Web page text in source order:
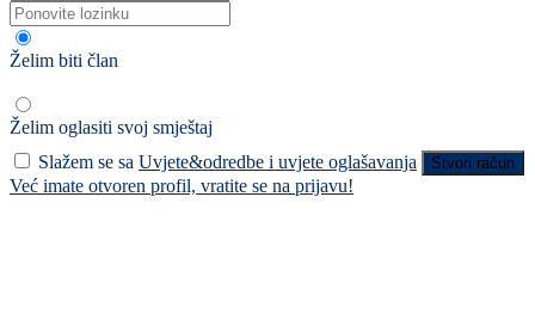
Želim biti član
Želim oglasiti svoj smještaj
Slažem se sa Uvjete&odredbe i uvjete oglašavanja Stvori račun
Već imate otvoren profil, vratite se na prijavu!